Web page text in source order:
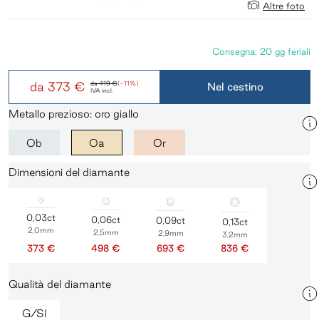
Altre foto
da419 €(-11%)
da 373 € IVA incl.
Consegna: 20 gg feriali
Nel cestino
Metallo prezioso: oro giallo
Ob Oa Or
Dimensioni del diamante
0,03ct
2,0mm
373 €
0,06ct
2,5mm
498 €
0,09ct
2,9mm
693 €
0,13ct
3,2mm
836 €
Qualità del diamante
G/SI